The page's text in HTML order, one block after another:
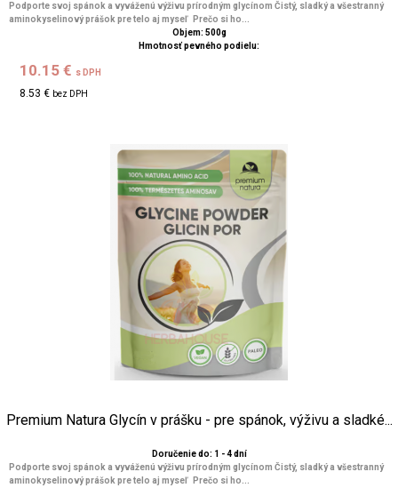
Podporte svoj spánok a vyváženú výživu prírodným glycínom Čistý, sladký a všestranný
aminokyselinový prášok pre telo aj myseľ Prečo si ho...
Objem: 500g
Hmotnosť pevného podielu:
10.15 € s DPH
8.53 € bez DPH
Premium Natura Glycín v prášku - pre spánok, výživu a sladké...
Doručenie do: 1 - 4 dní
Podporte svoj spánok a vyváženú výživu prírodným glycínom Čistý, sladký a všestranný
aminokyselinový prášok pre telo aj myseľ Prečo si ho...